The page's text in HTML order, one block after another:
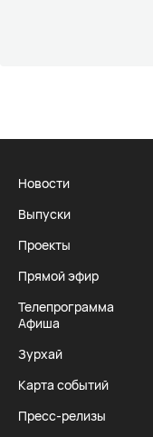
Новости
Выпуски
Проекты
Прямой эфир
Телепрограмма
Афиша
Зурхай
Карта событий
Пресс-релизы